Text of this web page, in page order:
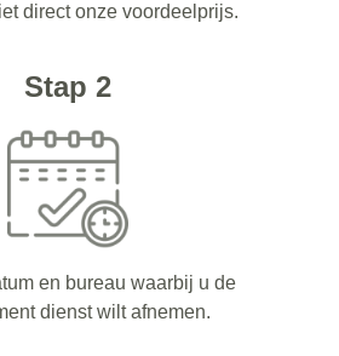
direct onze voordeelprijs.
Stap 2
en bureau waarbij u de
dienst wilt afnemen.